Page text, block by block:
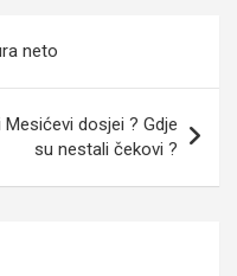
neto
dosjei ? Gdje
su nestali čekovi ?